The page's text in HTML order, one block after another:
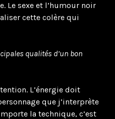
Le sexe et l’humour noir
cette colère qui
qualités d’un bon
L’énergie doit
que j’interprète
la technique, c’est